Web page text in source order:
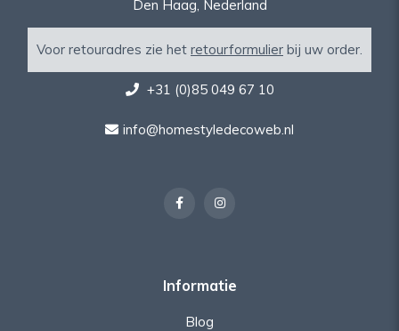
Den Haag, Nederland
Voor retouradres zie het retourformulier bij uw order.
+31 (0)85 049 67 10
info@homestyledecoweb.nl
Informatie
Blog